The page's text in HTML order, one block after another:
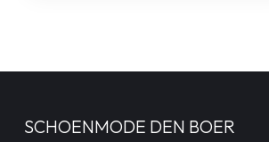
SCHOENMODE DEN BOER